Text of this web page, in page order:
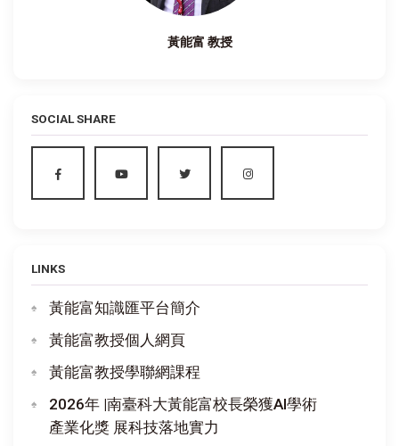
黃能富 教授
SOCIAL SHARE
LINKS
黃能富知識匯平台簡介
黃能富教授個人網頁
黃能富教授學聯網課程
2026年 |南臺科大黃能富校長榮獲AI學術
產業化獎 展科技落地實力